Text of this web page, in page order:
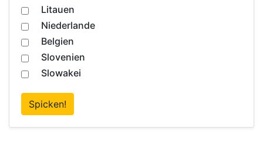
Litauen
Niederlande
Belgien
Slovenien
Slowakei
Spicken!